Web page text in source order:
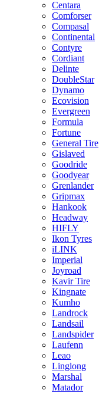
Centara
Comforser
Compasal
Continental
Contyre
Cordiant
Delinte
DoubleStar
Dynamo
Ecovision
Evergreen
Formula
Fortune
General Tire
Gislaved
Goodride
Goodyear
Grenlander
Gripmax
Hankook
Headway
HIFLY
Ikon Tyres
iLINK
Imperial
Joyroad
Kavir Tire
Kingnate
Kumho
Landrock
Landsail
Landspider
Laufenn
Leao
Linglong
Marshal
Matador